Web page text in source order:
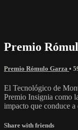
Premio
Premio Rómulo Garza •
El Tecnológico de
Premio Insignia como
impacto que conduce
Share with friends